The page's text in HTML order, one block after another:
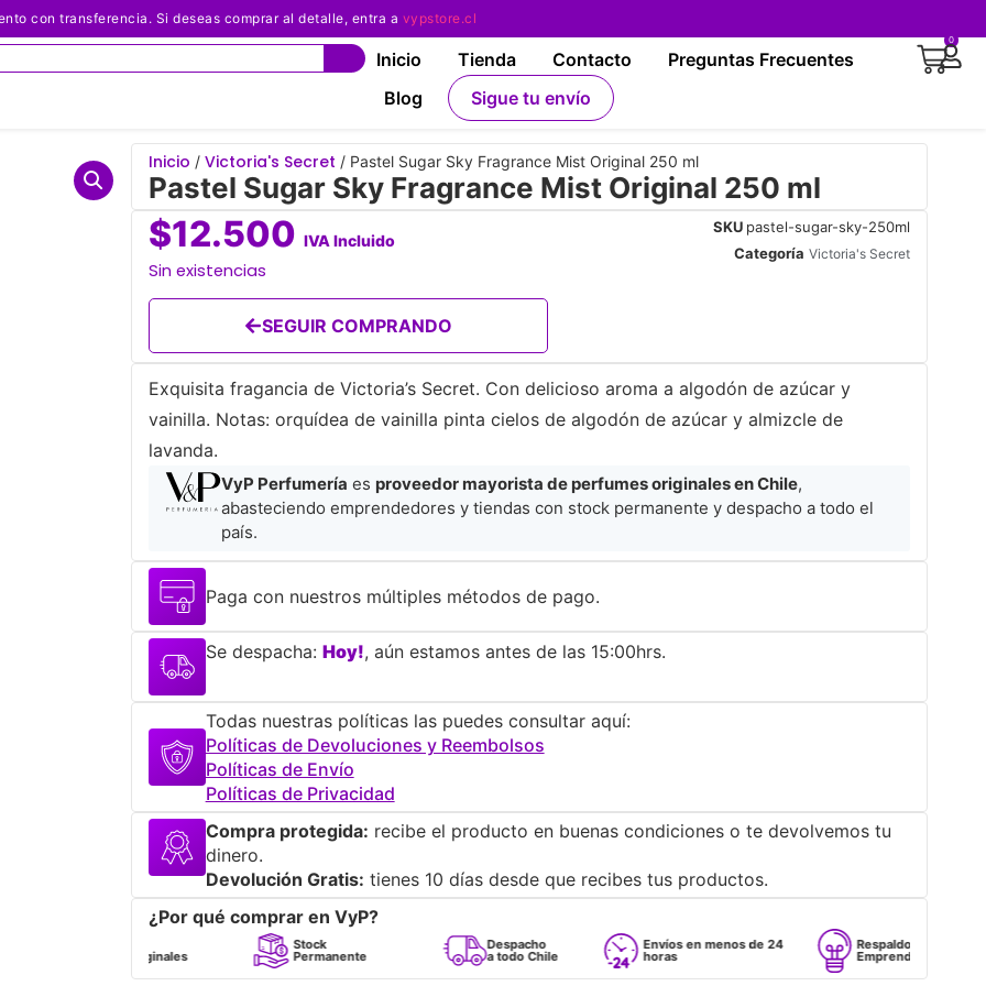
con transferencia. Si deseas comprar al detalle, entra a vypstore.cl
Inicio Tienda Contacto
Preguntas Frecuentes
Blog
Sigue tu envío
0
Inicio / Victoria's Secret / Pastel Sugar Sky Fragrance Mist Original 250 ml
Pastel Sugar Sky Fragrance Mist Original 250 ml
$12.500 IVA Incluido
Sin existencias
SEGUIR COMPRANDO
SKU pastel-sugar-sky-250ml
Categoría Victoria's Secret
Exquisita fragancia de Victoria’s Secret. Con delicioso aroma a algodón de azúcar y
vainilla. Notas: orquídea de vainilla pinta cielos de algodón de azúcar y almizcle de
lavanda.
VyP Perfumería es proveedor mayorista de perfumes originales en Chile,
abasteciendo emprendedores y tiendas con stock permanente y despacho a todo el
país.
Paga con nuestros múltiples métodos de pago.
Se despacha: Hoy!, aún estamos antes de las 15:00hrs.
Todas nuestras políticas las puedes consultar aquí:
Políticas de Devoluciones y Reembolsos
Políticas de Envío
Políticas de Privacidad
Compra protegida: recibe el producto en buenas condiciones o te devolvemos tu
dinero.
Devolución Gratis: tienes 10 días desde que recibes tus productos.
¿Por qué comprar en VyP?
Permanente
Despacho
a todo Chile
Envíos en menos de 24
horas
Respaldo para
Emprendedores